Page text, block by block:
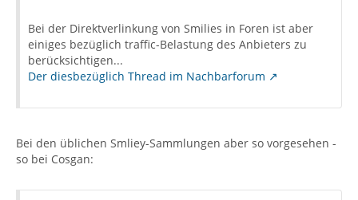
Bei der Direktverlinkung von Smilies in Foren ist aber
einiges bezüglich traffic-Belastung des Anbieters zu
berücksichtigen...
Der diesbezüglich Thread im Nachbarforum
Bei den üblichen Smliey-Sammlungen aber so vorgesehen -
so bei Cosgan: